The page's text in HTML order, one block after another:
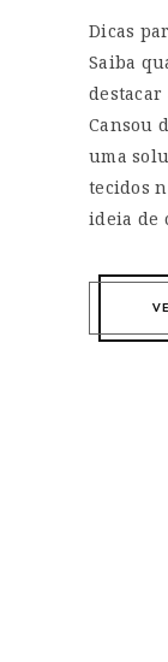
Dicas
Saiba
destacar
Cansou
uma
tecidos
ideia de